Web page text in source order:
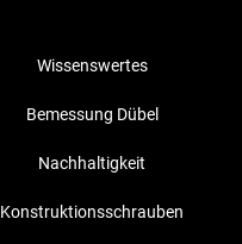
Wissenswertes
Bemessung Dübel
Nachhaltigkeit
Konstruktionsschrauben